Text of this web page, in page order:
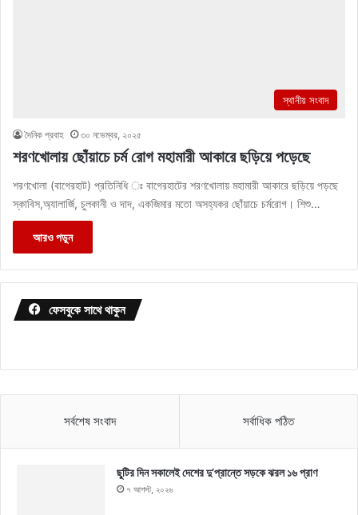
স্থানীয় সংবাদ
দৈনিক প্রবাহ ৩০ নভেম্বর, ২০২৫
শরণখোলায় ছোঁয়াচে চর্ম রোগ মহামারী আকারে ছড়িয়ে পড়েছে
শরণখোলা (বাগেরহাট) প্রতিনিধি ঃ বাগেরহাটের শরণখোলায় মহামারী আকারে ছড়িয়ে পড়ছে
স্কাবিস,অ্যালার্জি, চুলকানী ও দাদ, একজিমার মতো অসহ্যকর ছোঁয়াচে চর্মরোগ। শিশু…
আরও পড়ুন
ফেসবুকে সাথে থাকুন
সর্বশেষ সংবাদ সর্বাধিক পঠিত
ছুটির দিন সকালেই দেশের দু’প্রান্তে সড়কে ঝরল ১৬ প্রাণ
৭ আগস্ট, ২০২৬